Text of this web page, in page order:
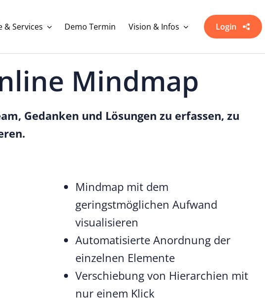
& Services Demo Termin Vision & Infos Login
Mindmap
Gedanken und Lösungen zu erfassen, zu
Mindmap mit dem
geringstmöglichen Aufwand
visualisieren
Automatisierte Anordnung der
einzelnen Elemente
Verschiebung von Hierarchien mit
nur einem Klick